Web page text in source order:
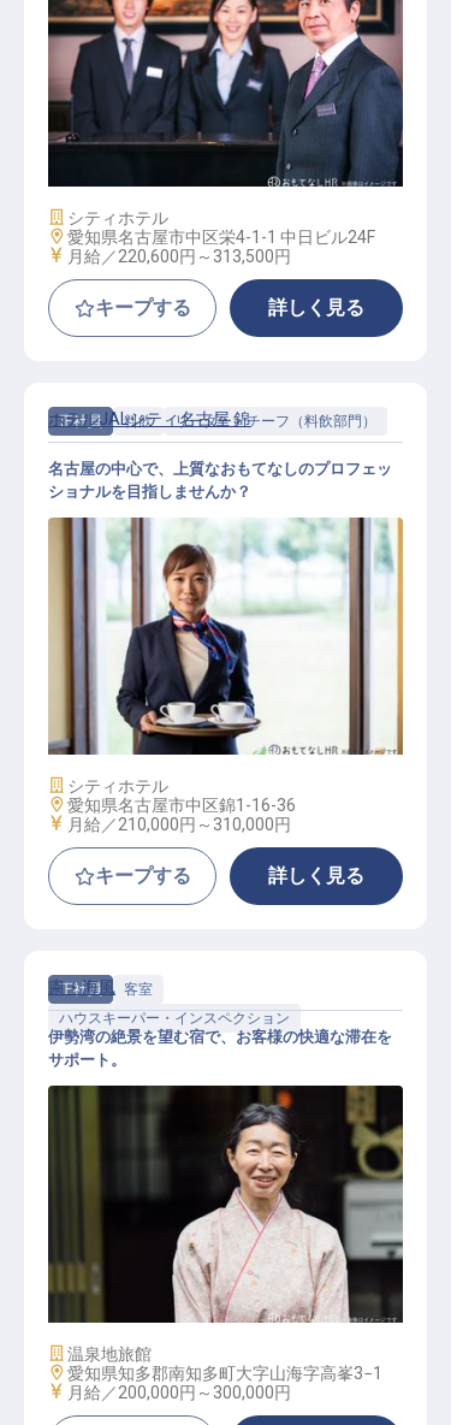
ホテルマネージャー候補
施設業態
シティホテル
勤務地
愛知県名古屋市中区栄4-1-1 中日ビル24F
給与
月給／220,600円～ 313,500円
キープする 詳しく見る
正社員 料飲 リーダー・チーフ（料飲部門）
レストラン主任
ホテルJALシティ名古屋 錦
名古屋の中心で、上質なおもてなしのプロフェッ
ショナルを目指しませんか？
施設業態
シティホテル
勤務地
愛知県名古屋市中区錦1-16-36
給与
月給／210,000円～ 310,000円
キープする 詳しく見る
正社員
客室
ハウスキーパー・インスペクション
清掃係
粛・海風
伊勢湾の絶景を望む宿で、お客様の快適な滞在を
サポート。
施設業態
温泉地旅館
勤務地
愛知県知多郡南知多町大字山海字高峯3−1
給与
月給／200,000円～ 300,000円